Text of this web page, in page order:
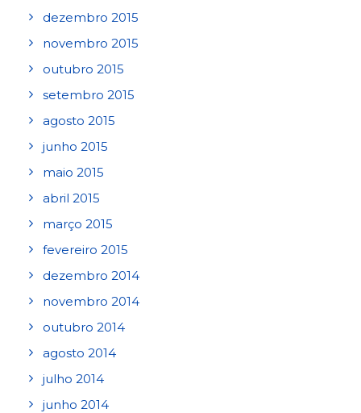
dezembro 2015
novembro 2015
outubro 2015
setembro 2015
agosto 2015
junho 2015
maio 2015
abril 2015
março 2015
fevereiro 2015
dezembro 2014
novembro 2014
outubro 2014
agosto 2014
julho 2014
junho 2014